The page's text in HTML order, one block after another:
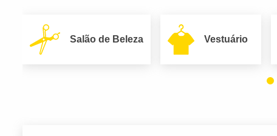
Salão de Beleza Vestuário